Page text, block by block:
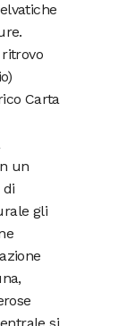
Carta
un
di
gli